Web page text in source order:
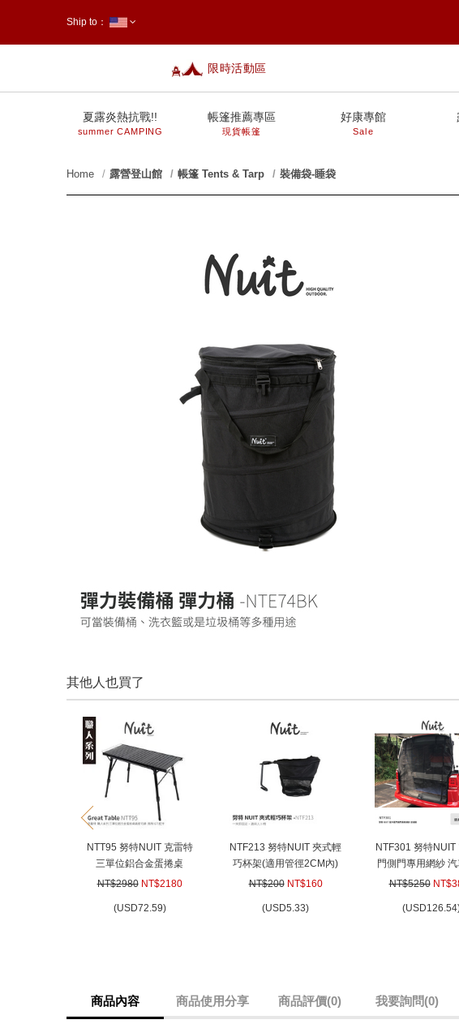
限時活動區
Ship to：
夏露炎熱抗戰!!
summer CAMPING
帳篷推薦專區
現貨帳篷
好康專館
Sale
Home 露營登山館 帳篷 Tents & Tarp 裝備袋-睡袋
prev
其他人也買了
NTT95 努特NUIT 克雷特
三單位鋁合金蛋捲桌
88x38.5高度可調 適用IGT
折疊桌餐桌
NT$2980 NT$2180
(USD72.59)
NTF213 努特NUIT 夾式輕
巧杯架(適用管徑2CM內)
杯托 大川椅 飲料架 可清
夾
NT$200 NT$160
(USD5.33)
NTF301 努特NUIT
門側門專用網紗
汽車紗窗 防蟲紗窗
NT$5250
(USD
prev
商品內容 商品使用分享 商品評價(0) 我要詢問(0)